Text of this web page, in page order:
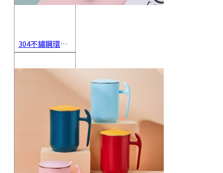
304不鏽鋼環保餐具2件組 方便攜帶環保餐具組 旅行學生必備餐具組